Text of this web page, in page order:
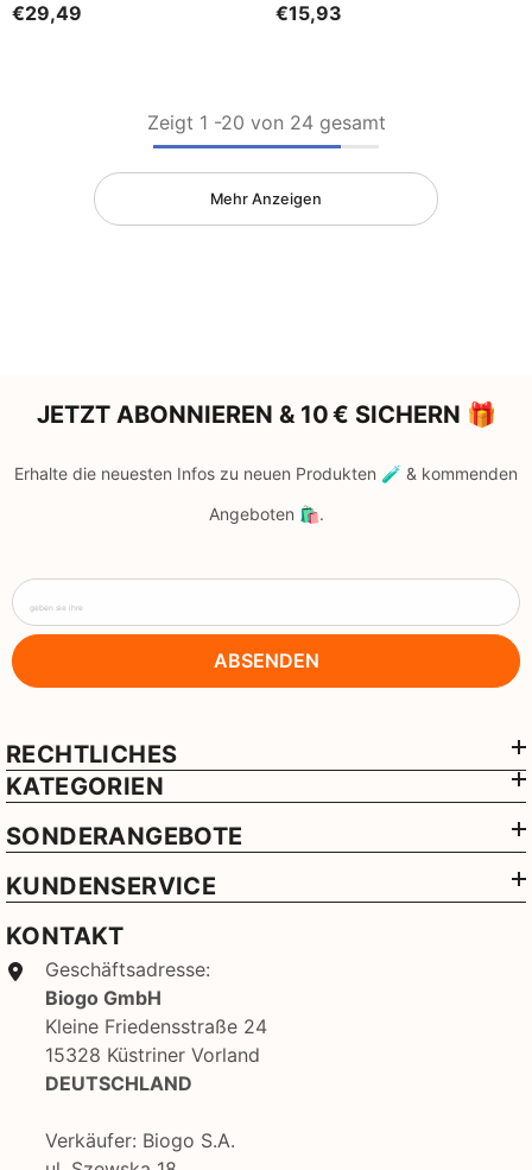
€29,49
€15,93
Zeigt 1 -20 von 24 gesamt
Mehr Anzeigen
JETZT ABONNIEREN & 10 € SICHERN 🎁
Erhalte die neuesten Infos zu neuen Produkten 🧪 & kommenden
Angeboten 🛍️.
geben sie ihre
ABSENDEN
RECHTLICHES
KATEGORIEN
SONDERANGEBOTE
KUNDENSERVICE
KONTAKT
Geschäftsadresse:
Biogo GmbH
Kleine Friedensstraße 24
15328 Küstriner Vorland
DEUTSCHLAND
Verkäufer: Biogo S.A.